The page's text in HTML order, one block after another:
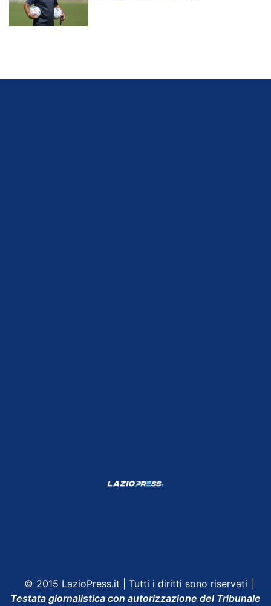
© 2015 LazioPress.it | Tutti i diritti sono riservati |
Testata giornalistica con autorizzazione del Tribunale